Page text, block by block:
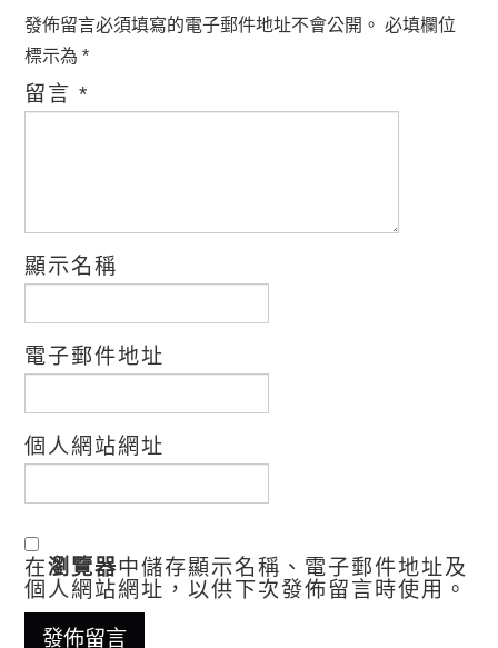
發佈留言必須填寫的電子郵件地址不會公開。 必填欄位
標示為*
留言*
顯示名稱
電子郵件地址
個人網站網址
在瀏覽器中儲存顯示名稱、電子郵件地址及
個人網站網址，以供下次發佈留言時使用。